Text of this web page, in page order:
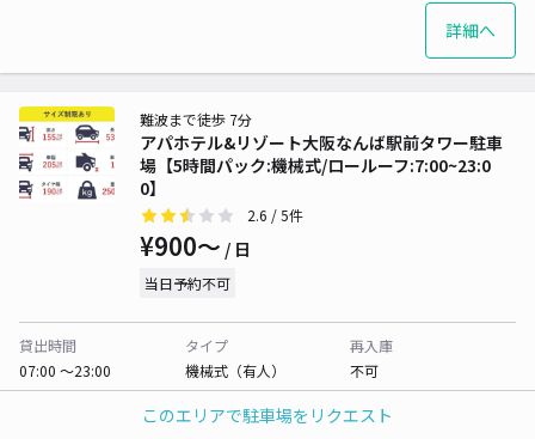
このエリアで駐車場をリクエスト
詳細へ
アパホテル&リゾート大阪なんば駅前タワー駐車
場【5時間パック:機械式/ロールーフ:7:00~23:0
0】
難波まで徒歩 7分
2.6 / 5件
¥900〜 / 日
当日予約不可
貸出時間
07:00 〜23:00
タイプ
機械式（有人）
再入庫
不可
車幅
高さ